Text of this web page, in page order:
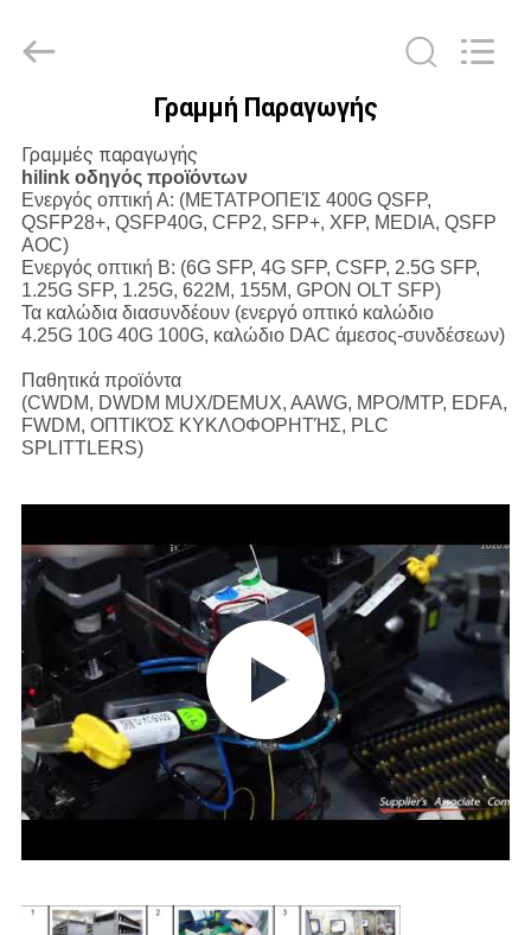
ΠΡΟΪΌΝΤΑ
ΣΧΕΤΙΚΆ
ΜΕ
ΕΠΙΣΚΕΨΉ
ΈΛΕΓΧΟΣ
ΠΟΙΌΤΗΤΑΣ
ΕΠΙΚΟΙΝΩΝΉΣΤΕ
ΜΑΖΊ
ΜΑΣ
ΕΙΔΉΣΕΙΣ
ΥΠΟΘΈΣΕΙΣ
Technology
Co.,Ltd..
Γραμμή Παραγωγής
Γραμμές παραγωγής
hilink οδηγός προϊόντων
Ενεργός οπτική Α: (ΜΕΤΑΤΡΟΠΕΊΣ 400G QSFP,
QSFP28+, QSFP40G, CFP2, SFP+, XFP, MEDIA, QSFP
AOC)
Ενεργός οπτική Β: (6G SFP, 4G SFP, CSFP, 2.5G SFP,
1.25G SFP, 1.25G, 622M, 155M, GPON OLT SFP)
Τα καλώδια διασυνδέουν (ενεργό οπτικό καλώδιο
4.25G 10G 40G 100G, καλώδιο DAC άμεσος-συνδέσεων)
Παθητικά προϊόντα
(CWDM, DWDM MUX/DEMUX, AAWG, MPO/MTP, EDFA,
FWDM, ΟΠΤΙΚΌΣ ΚΥΚΛΟΦΟΡΗΤΉΣ, PLC
SPLITTLERS)